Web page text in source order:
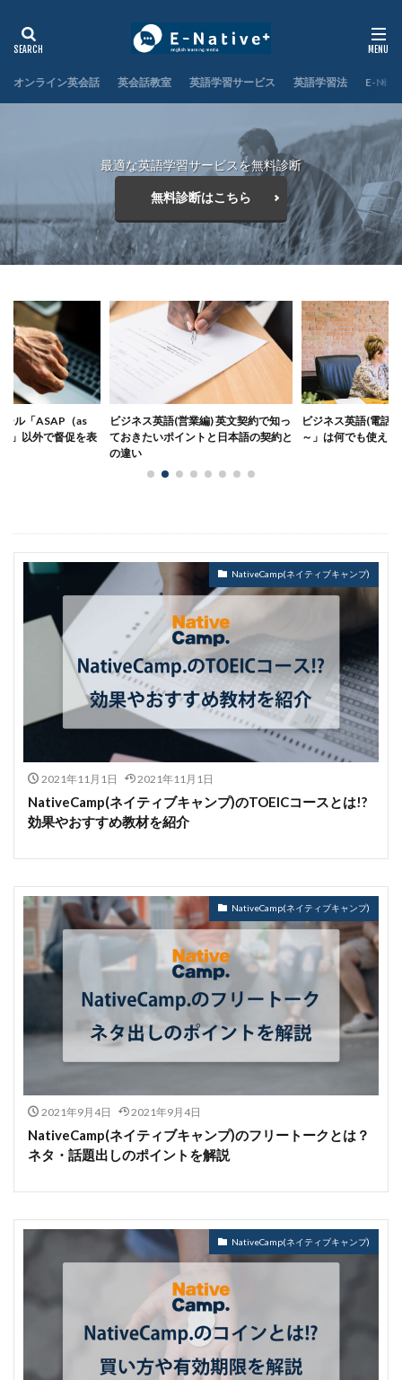
オンライン英会話 英会話教室 英語学習サービス 英語学習法 E-
最適な英語学習サービスを無料診断
無料診断はこちら
) 英文契約で知っ
と日本語の契約と
ビジネス英語(電話編)：「May I have
～」は何でも使える便利な表現
ビジネス英語(メー
の書き方9原則｜あ
NativeCamp(ネイティブキャンプ)
2021年11月1日 2021年11月1日
NativeCamp(ネイティブキャンプ)のTOEICコースとは!?
効果やおすすめ教材を紹介
NativeCamp(ネイティブキャンプ)
2021年9月4日 2021年9月4日
NativeCamp(ネイティブキャンプ)のフリートークとは？
ネタ・話題出しのポイントを解説
NativeCamp(ネイティブキャンプ)